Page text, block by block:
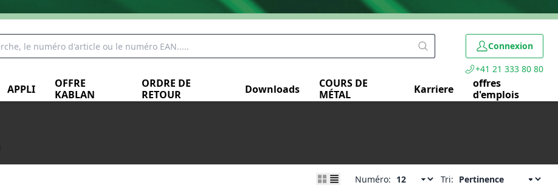
Connexion
+41 21 333 80 80
APPLI
OFFRE
KABLAN
ORDRE DE
RETOUR
Downloads
COURS DE
MÉTAL
Karriere
offres
d'emplois
Numéro: Tri: